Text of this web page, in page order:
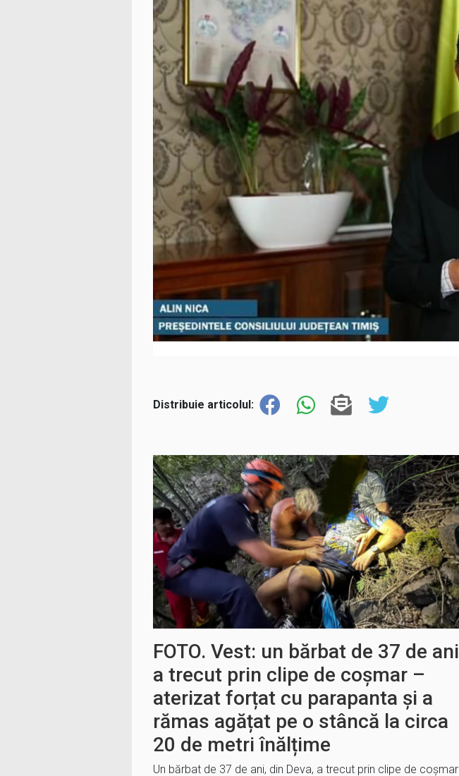
Distribuie articolul:
FOTO. Vest: un bărbat de 37 de ani
a trecut prin clipe de coșmar –
aterizat forțat cu parapanta și a
rămas agățat pe o stâncă la circa
20 de metri înălțime
Un bărbat de 37 de ani, din Deva, a trecut prin clipe de coșmar